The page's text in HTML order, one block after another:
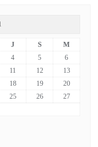
J S
M
4 5
6
11 12
13
18 19
20
25 26
27